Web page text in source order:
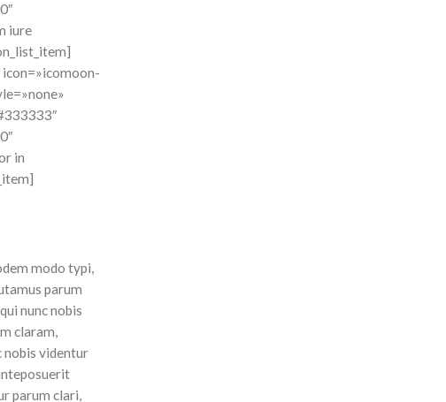
iure
in
modo typi,
parum
nunc nobis
claram,
nobis videntur
parum clari,